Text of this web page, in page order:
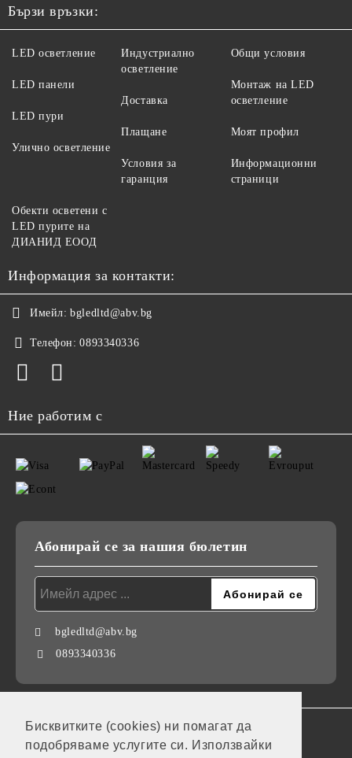
Бисквитките (cookies) ни помагат да
подобряваме услугите си. Използвайки
Бързи връзки:
LED осветление
LED панели
LED пури
Улично осветление
Индустриално
осветление
Доставка
Плащане
Условия за
гаранция
Общи условия
Монтаж на LED
осветление
Моят профил
Информационни
страници
Обекти осветени с
LED пурите на
ДИАНИД ЕООД
Информация за контакти:
Имейл: bgledltd@abv.bg
Телефон: 0893340336
Ние работим с
Абонирай се за нашия бюлетин
bgledltd@abv.bg
0893340336
GDPR